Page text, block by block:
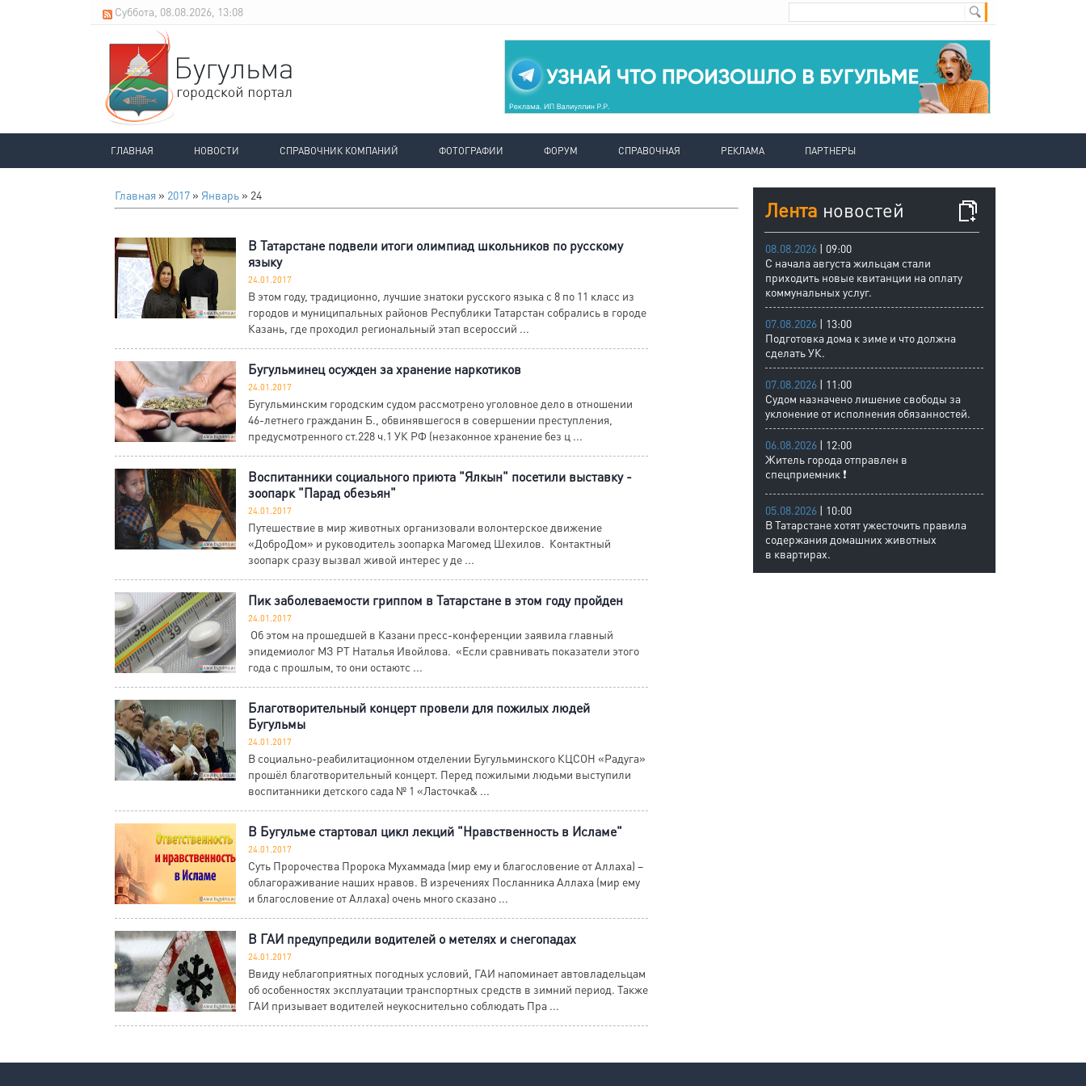
Суббота, 08.08.2026, 13:08
ГЛАВНАЯ НОВОСТИ СПРАВОЧНИК КОМПАНИЙ ФОТОГРАФИИ ФОРУМ СПРАВОЧНАЯ РЕКЛАМА ПАРТНЕРЫ
Главная » 2017 » Январь » 24
В Татарстане подвели итоги олимпиад школьников по русскому
языку
24.01.2017
В этом году, традиционно, лучшие знатоки русского языка с 8 по 11 класс из
городов и муниципальных районов Республики Татарстан собрались в городе
Казань, где проходил региональный этап всероссий ...
Бугульминец осужден за хранение наркотиков
24.01.2017
Бугульминским городским судом рассмотрено уголовное дело в отношении
46-летнего гражданин Б., обвинявшегося в совершении преступления,
предусмотренного ст.228 ч.1 УК РФ (незаконное хранение без ц ...
Воспитанники социального приюта "Ялкын" посетили выставку -
зоопарк "Парад обезьян"
24.01.2017
Путешествие в мир животных организовали волонтерское движение
«ДоброДом» и руководитель зоопарка Магомед Шехилов. Контактный
зоопарк сразу вызвал живой интерес у де ...
Пик заболеваемости гриппом в Татарстане в этом году пройден
24.01.2017
Об этом на прошедшей в Казани пресс-конференции заявила главный
эпидемиолог МЗ РТ Наталья Ивойлова. «Если сравнивать показатели этого
года с прошлым, то они остаютс ...
Благотворительный концерт провели для пожилых людей
Бугульмы
24.01.2017
В социально-реабилитационном отделении Бугульминского КЦСОН «Радуга»
прошёл благотворительный концерт. Перед пожилыми людьми выступили
воспитанники детского сада № 1 «Ласточка& ...
В Бугульме стартовал цикл лекций "Нравственность в Исламе"
24.01.2017
Суть Пророчества Пророка Мухаммада (мир ему и благословение от Аллаха) –
облагораживание наших нравов. В изречениях Посланника Аллаха (мир ему
и благословение от Аллаха) очень много сказано ...
В ГАИ предупредили водителей о метелях и снегопадах
24.01.2017
Ввиду неблагоприятных погодных условий, ГАИ напоминает автовладельцам
об особенностях эксплуатации транспортных средств в зимний период. Также
ГАИ призывает водителей неукоснительно соблюдать Пра ...
Лента новостей
08.08.2026 | 09:00
С начала августа жильцам стали
приходить новые квитанции на оплату
коммунальных услуг.
07.08.2026 | 13:00
Подготовка дома к зиме и что должна
сделать УК.
07.08.2026 | 11:00
Судом назначено лишение свободы за
уклонение от исполнения обязанностей.
06.08.2026 | 12:00
Житель города отправлен в
спецприемник ❗
05.08.2026 | 10:00
В Татарстане хотят ужесточить правила
содержания домашних животных
в квартирах.